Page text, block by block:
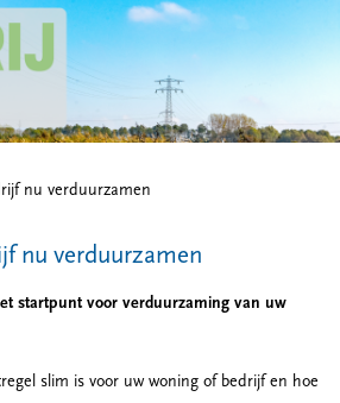
nu verduurzamen
nu verduurzamen
startpunt voor verduurzaming van uw
slim is voor uw woning of bedrijf en hoe